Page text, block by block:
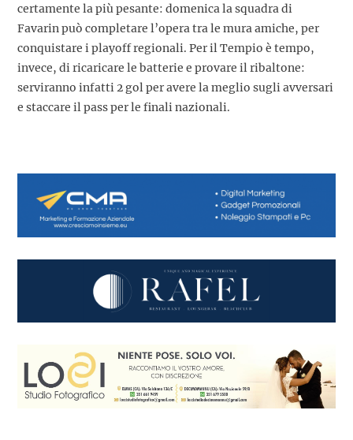
certamente la più pesante: domenica la squadra di
Favarin può completare l’opera tra le mura amiche, per
conquistare i playoff regionali. Per il Tempio è tempo,
invece, di ricaricare le batterie e provare il ribaltone:
serviranno infatti 2 gol per avere la meglio sugli avversari
e staccare il pass per le finali nazionali.